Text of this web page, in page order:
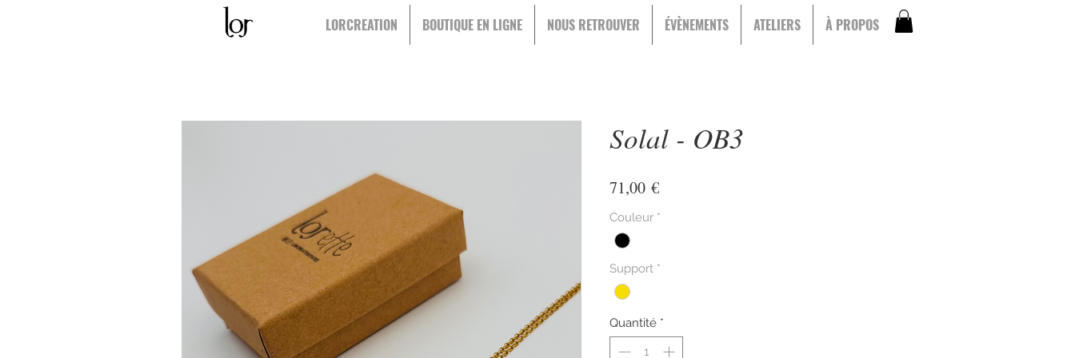
LORCREATION BOUTIQUE EN LIGNE NOUS RETROUVER ÉVÈNEMENTS ATELIERS À PROPOS
Solal - OB3
71,00 €Prix
Couleur *
Support *
Quantité *